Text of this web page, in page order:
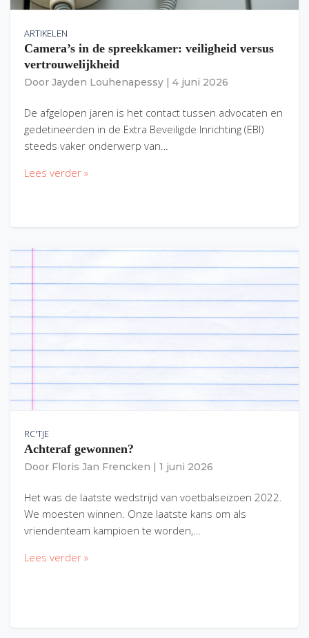
ARTIKELEN
Camera’s in de spreekkamer: veiligheid versus
vertrouwelijkheid
Door Jayden Louhenapessy 4 juni 2026
De afgelopen jaren is het contact tussen advocaten en
gedetineerden in de Extra Beveiligde Inrichting (EBI)
steeds vaker onderwerp van…
Lees verder »
RC'TJE
Achteraf gewonnen?
Door Floris Jan Frencken 1 juni 2026
Het was de laatste wedstrijd van voetbalseizoen 2022.
We moesten winnen. Onze laatste kans om als
vriendenteam kampioen te worden,…
Lees verder »